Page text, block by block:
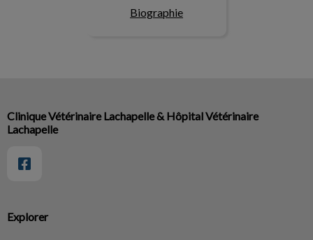
Biographie
Explorer
Clinique Vétérinaire Lachapelle & Hôpital Vétérinaire
Lachapelle